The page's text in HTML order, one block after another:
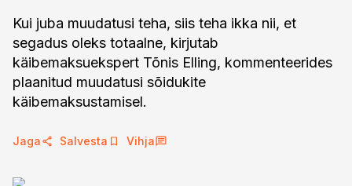
Kui juba muudatusi teha, siis teha ikka nii, et
segadus oleks totaalne, kirjutab
käibemaksuekspert Tõnis Elling, kommenteerides
plaanitud muudatusi sõidukite
käibemaksustamisel.
Jaga Salvesta Vihja